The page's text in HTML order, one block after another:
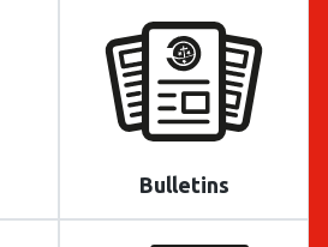
Bulletins